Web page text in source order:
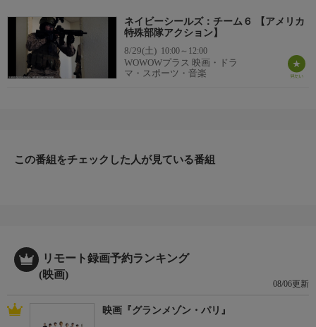
ルジャーを集めた“チーム6”。彼らは国防総省からの指令を受
け、タリバンの最重要人物オサマ・ビンラディンのアジトを襲撃
するというミッションに就く。しかしアメリカ政府の上層部はビ
ンラディンのアジトを特定するのに必要な決定的確証を得られ
ネイビーシールズ：チーム６ 【アメリカ
特殊部隊アクション】
8/29(土) 10:00～12:00
WOWOWプラス 映画・ドラ
マ・スポーツ・音楽
この番組をチェックした人が見ている番組
リモート録画予約ランキング
(映画)
08/06更新
映画『グランメゾン・パリ』